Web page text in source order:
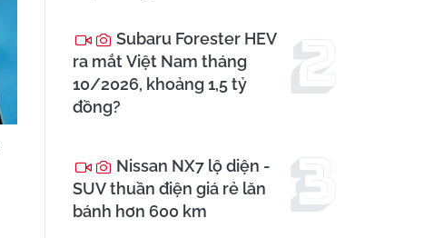
Subaru Forester HEV
ra mắt Việt Nam tháng
10/2026, khoảng 1,5 tỷ
đồng?
Nissan NX7 lộ diện -
SUV thuần điện giá rẻ lăn
bánh hơn 600 km